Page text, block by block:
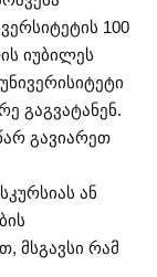
100
იუბილეს
გაგვატანენ.
გავიარეთ
ან
მსგავსი რამ